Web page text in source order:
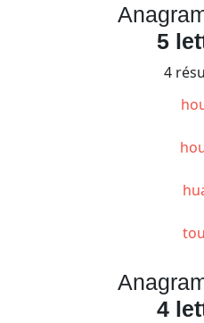
5
4
4